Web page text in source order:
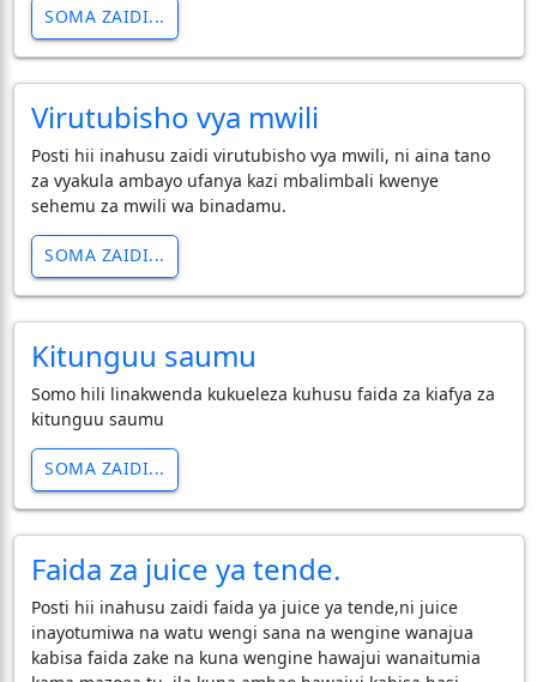
SOMA ZAIDI...
Virutubisho vya mwili
Posti hii inahusu zaidi virutubisho vya mwili, ni aina tano
za vyakula ambayo ufanya kazi mbalimbali kwenye
sehemu za mwili wa binadamu.
SOMA ZAIDI...
Kitunguu saumu
Somo hili linakwenda kukueleza kuhusu faida za kiafya za
kitunguu saumu
SOMA ZAIDI...
Faida za juice ya tende.
Posti hii inahusu zaidi faida ya juice ya tende,ni juice
inayotumiwa na watu wengi sana na wengine wanajua
kabisa faida zake na kuna wengine hawajui wanaitumia